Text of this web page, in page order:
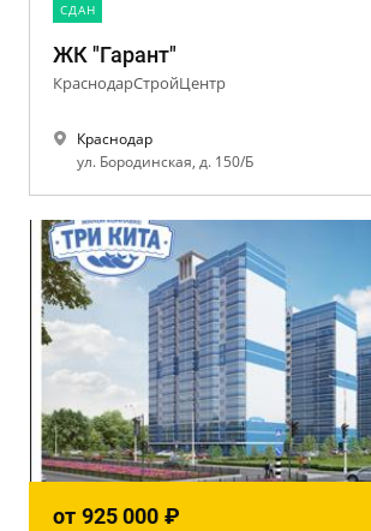
CДАН
ЖК "Гарант"
КраснодарСтройЦентр
Краснодар
ул. Бородинская, д. 150/Б
от 925 000 ₽